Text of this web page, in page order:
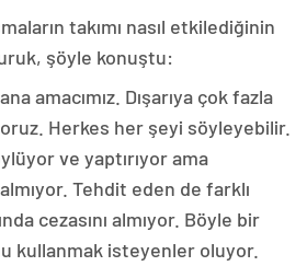
takımı nasıl etkilediğinin
şöyle konuştu:
amacımız. Dışarıya çok fazla
Herkes her şeyi söyleyebilir.
ve yaptırıyor ama
Tehdit eden de farklı
cezasını almıyor. Böyle bir
kullanmak isteyenler oluyor.